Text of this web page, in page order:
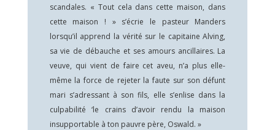
scandales. « Tout cela dans cette maison, dans
cette maison ! » s’écrie le pasteur Manders
lorsqu’il apprend la vérité sur le capitaine Alving,
sa vie de débauche et ses amours ancillaires. La
veuve, qui vient de faire cet aveu, n’a plus elle-
même la force de rejeter la faute sur son défunt
mari s’adressant à son fils, elle s’enlise dans la
culpabilité ‘le crains d’avoir rendu la maison
insupportable à ton pauvre père, Oswald. »